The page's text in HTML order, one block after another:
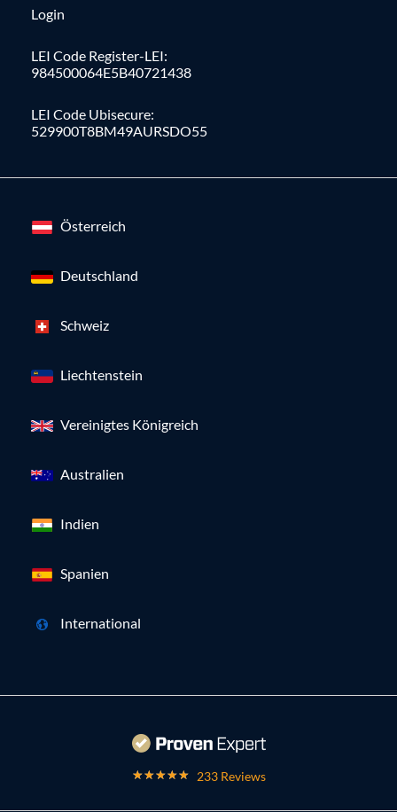
Login
LEI Code Register-LEI:
984500064E5B40721438
LEI Code Ubisecure:
529900T8BM49AURSDO55
Österreich
Deutschland
Schweiz
Liechtenstein
Vereinigtes Königreich
Australien
Indien
Spanien
International
233 Reviews